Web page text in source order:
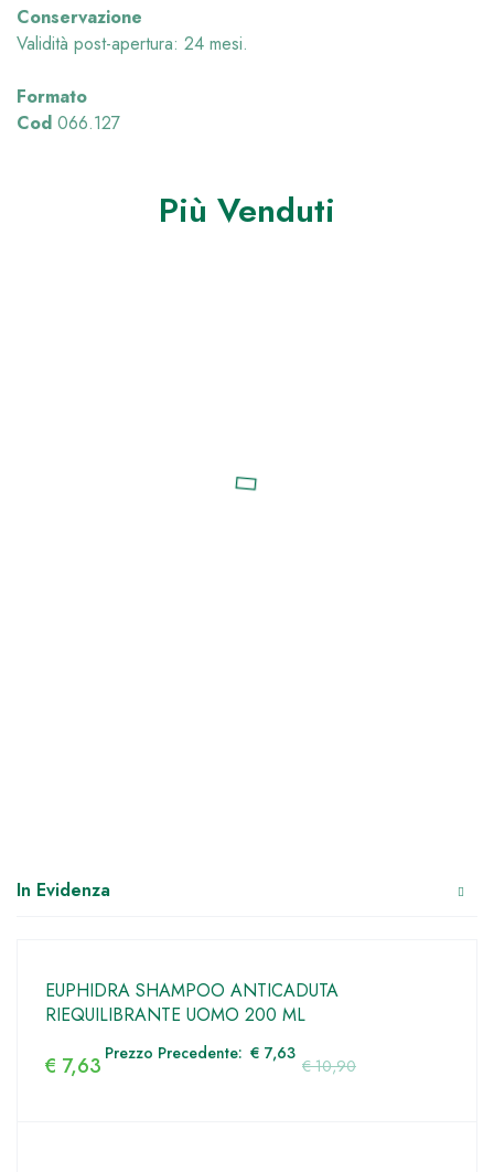
Conservazione
Validità post-apertura: 24 mesi.
Formato
Cod 066.127
Più Venduti
In Evidenza
EUPHIDRA SHAMPOO ANTICADUTA
RIEQUILIBRANTE UOMO 200 ML
€10,90
€ 7,63 Prezzo Precedente: € 7,63